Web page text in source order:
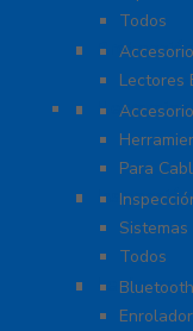
Todos
Lectores
Para
Todos
Lectoras
Bluetooth